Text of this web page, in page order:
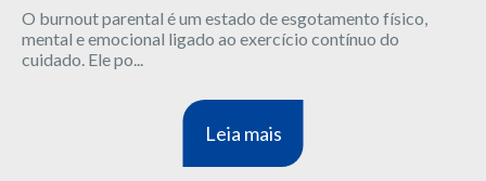
O burnout parental é um estado de esgotamento físico,
mental e emocional ligado ao exercício contínuo do
cuidado. Ele po...
Leia mais